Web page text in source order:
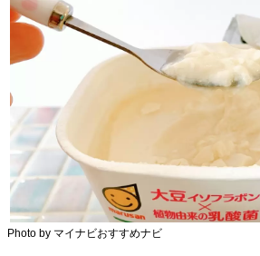
Photo by マイナビおすすめナビ